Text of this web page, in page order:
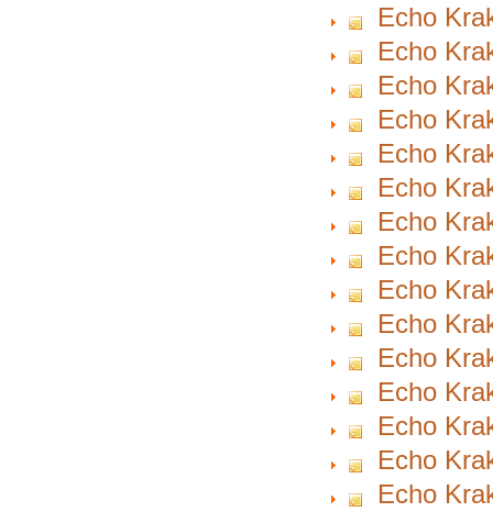
Echo
Echo
Echo
Echo
Echo
Echo
Echo
Echo
Echo
Echo
Echo
Echo
Echo
Echo
Echo